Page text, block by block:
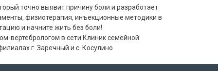
точно выявит причину боли и разработает
физиотерапия, инъекционные методики в
и начните жить без боли!
вертебрологом в сети Клиник семейной
г. Заречный и с. Косулино